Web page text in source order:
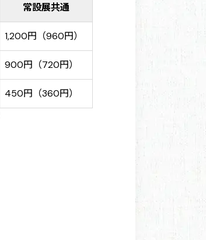
常設展共通
1,200円（960円）
900円（720円）
450円（360円）